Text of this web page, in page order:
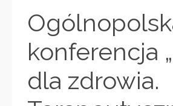
konferencja
dla zdrowia.